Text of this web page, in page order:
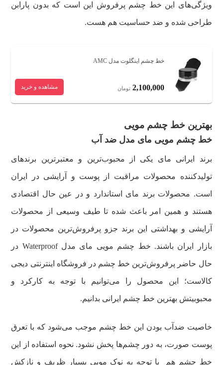
ویژگی‌های این خط چشم پرفروش این است که بدون پارابن
طراحی شده و ضد حساسیت هم هست.
خط چشم اینگلوت مدل AMC
2,100,000 تومان مشاهده و خرید
بهترین خط چشم مویی
خط چشم مویی مای مدل ضد آب
برند ایرانی مای یکی از محبوب‌ترین و معتبرترین برندهای
تولید‌کننده محصولات مراقبت از پوست و آرایشی در ایران
است. محصولات برند مای استاندارد و در عین حال اقتصادی
هستند و همین امر باعث شده تا طیف وسیعی از محصولات
آرایشی و بهداشتی این برند جزو پرفروش‌ترین محصولات در
بازار ایران باشند. خط چشم مویی مای مدل Waterproof در
حال حاضر پرفروش‌ترین خط چشم در فروشگاه اینترنتی دیجی
کالاست؛ این محصول را می‌توانیم با توجه به کارکرد و
محبوبیتش بهترین خط چشم ایرانی بدانیم.
خاصیت ضدآب بودن این خط چشم موجب می‌شود که با تعرق
پوست صورت، به دور چشم‌ها پخش نشود. نحوه استفاده از این
خط چشم هم با توجه به نوک مویی بسیار ظریف و نازکش